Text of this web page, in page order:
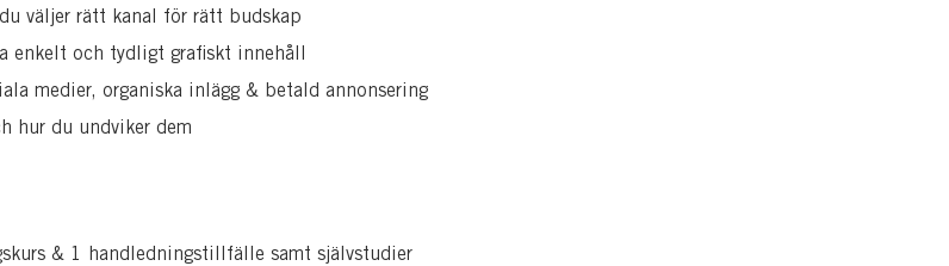
väljer rätt kanal för rätt budskap
enkelt och tydligt grafiskt innehåll
medier, organiska inlägg & betald annonsering
hur du undviker dem
& 1 handledningstillfälle samt självstudier